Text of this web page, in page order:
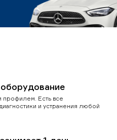
профилем. Есть все
и устранения любой